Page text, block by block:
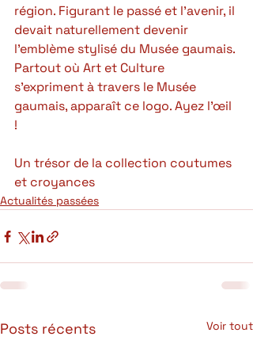
région. Figurant le passé et l’avenir, il
devait naturellement devenir
l’emblème stylisé du Musée gaumais.
Partout où Art et Culture
s’expriment à travers le Musée
gaumais, apparaît ce logo. Ayez l’œil
!
Un trésor de la collection coutumes
et croyances
Actualités passées
Posts récents Voir tout